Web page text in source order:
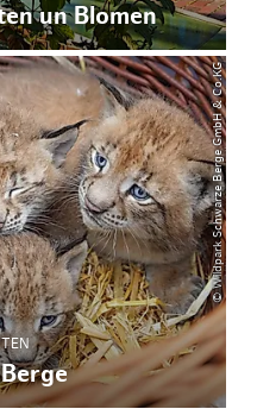
un Blomen
© Wildpark Schwarze Berge GmbH & Co.KG